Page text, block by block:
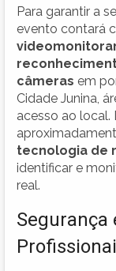
Para garantir a
evento contará
câmeras em
Cidade Junina,
acesso ao local.
tecnologia de
identificar e
real.
Segurança